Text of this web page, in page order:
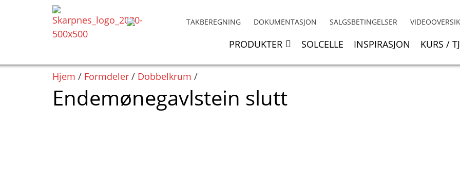
TAKBEREGNING DOKUMENTASJON SALGSBETINGELSER
PRODUKTER SOLCELLE INSPIRASJON KURS /
Hjem / Formdeler / Dobbelkrum /
Endemønegavlstein slutt